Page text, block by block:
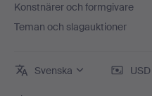
Konstnärer och formgivare
Teman och slagauktioner
Svenska USD